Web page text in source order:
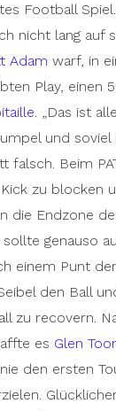
Football
nicht lang auf
Adam warf, in
Play, einen
. „Das ist
und soviel
falsch. Beim
zu blocken
die Endzone
genauso
einem Punt
den Ball
zu recovern.
es Glen
den ersten